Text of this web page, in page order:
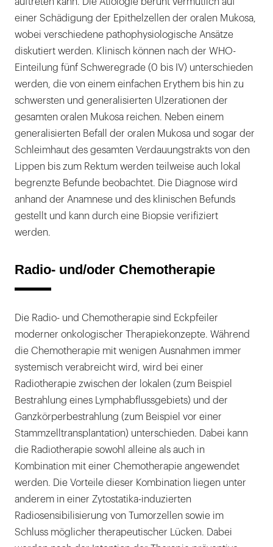
einer Schädigung der Epithelzellen der oralen Mukosa,
wobei verschiedene pathophysiologische Ansätze
diskutiert werden. Klinisch können nach der WHO-
Einteilung fünf Schweregrade (0 bis IV) unterschieden
werden, die von einem einfachen Erythem bis hin zu
schwersten und generalisierten Ulzerationen der
gesamten oralen Mukosa reichen. Neben einem
generalisierten Befall der oralen Mukosa und sogar der
Schleimhaut des gesamten Verdauungstrakts von den
Lippen bis zum Rektum werden teilweise auch lokal
begrenzte Befunde beobachtet. Die Diagnose wird
anhand der Anamnese und des klinischen Befunds
gestellt und kann durch eine Biopsie verifiziert
werden.
Radio- und/oder Chemotherapie
Die Radio- und Chemotherapie sind Eckpfeiler
moderner onkologischer Therapiekonzepte. Während
die Chemotherapie mit wenigen Ausnahmen immer
systemisch verabreicht wird, wird bei einer
Radiotherapie zwischen der lokalen (zum Beispiel
Bestrahlung eines Lymphabflussgebiets) und der
Ganzkörperbestrahlung (zum Beispiel vor einer
Stammzelltransplantation) unterschieden. Dabei kann
die Radiotherapie sowohl alleine als auch in
Kombination mit einer Chemotherapie angewendet
werden. Die Vorteile dieser Kombination liegen unter
anderem in einer Zytostatika-induzierten
Radiosensibilisierung von Tumorzellen sowie im
Schluss möglicher therapeutischer Lücken. Dabei